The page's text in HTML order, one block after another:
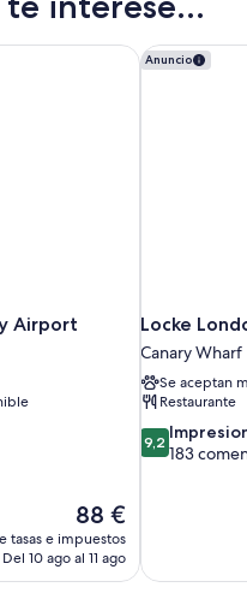
Airport
El
precio
actual
88 €
tasas e impuestos
Del 10 ago al 11 ago
Anuncio
Locke
Canary Wharf
Se aceptan
Restaurante
9.2
sobre
9,2
183
Locke